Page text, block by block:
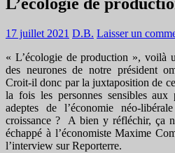
17 juillet 2021 D.B. Laisser un
« L’écologie de production », voilà
des neurones de notre président
Croit-il donc par la juxtaposition de
la fois les personnes sensibles aux
adeptes de l’économie néo-
croissance ? A bien y réfléchir, ça
échappé à l’économiste Maxime
l’interview sur Reporterre.